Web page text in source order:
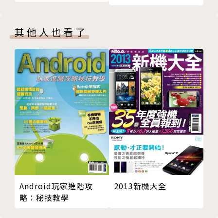
其他人也看了
Android玩家進階攻
略：秘技教學
2013新機大全